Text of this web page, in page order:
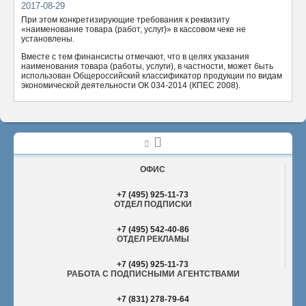
2017-08-29
При этом конкретизирующие требования к реквизиту
«наименование товара (работ, услуг)» в кассовом чеке не
установлены.
Вместе с тем финансисты отмечают, что в целях указания
наименования товара (работы, услуги), в частности, может быть
использован Общероссийский классификатор продукции по видам
экономической деятельности ОК 034-2014 (КПЕС 2008).
ОФИС
+7 (495) 925-11-73
ОТДЕЛ ПОДПИСКИ
+7 (495) 542-40-86
ОТДЕЛ РЕКЛАМЫ
+7 (495) 925-11-73
РАБОТА С ПОДПИСНЫМИ АГЕНТСТВАМИ
+7 (831) 278-79-64
ОТПРАВИТЬ